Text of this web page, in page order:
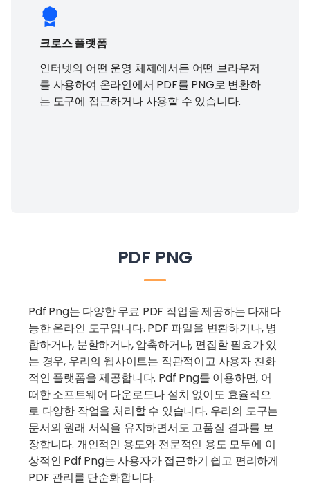
크로스 플랫폼
인터넷의 어떤 운영 체제에서든 어떤 브라우저
를 사용하여 온라인에서 PDF를 PNG로 변환하
는 도구에 접근하거나 사용할 수 있습니다.
PDF PNG
Pdf Png는 다양한 무료 PDF 작업을 제공하는 다재다
능한 온라인 도구입니다. PDF 파일을 변환하거나, 병
합하거나, 분할하거나, 압축하거나, 편집할 필요가 있
는 경우, 우리의 웹사이트는 직관적이고 사용자 친화
적인 플랫폼을 제공합니다. Pdf Png를 이용하면, 어
떠한 소프트웨어 다운로드나 설치 없이도 효율적으
로 다양한 작업을 처리할 수 있습니다. 우리의 도구는
문서의 원래 서식을 유지하면서도 고품질 결과를 보
장합니다. 개인적인 용도와 전문적인 용도 모두에 이
상적인 Pdf Png는 사용자가 접근하기 쉽고 편리하게
PDF 관리를 단순화합니다.